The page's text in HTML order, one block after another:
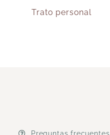
Trato personal
Preguntas frecuentes